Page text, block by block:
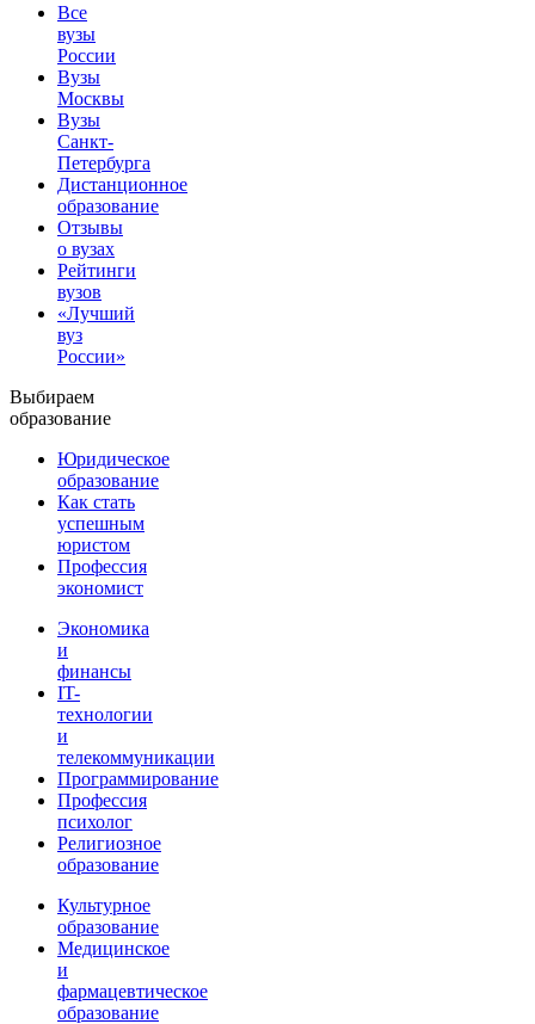
Все
вузы
России
Вузы
Москвы
Вузы
Санкт-
Петербурга
Дистанционное
образование
Отзывы
о вузах
Рейтинги
вузов
«Лучший
вуз
России»
Выбираем
образование
Юридическое
образование
Как стать
успешным
юристом
Профессия
экономист
Экономика
и
финансы
IT-
технологии
и
телекоммуникации
Программирование
Профессия
психолог
Религиозное
образование
Культурное
образование
Медицинское
и
фармацевтическое
образование